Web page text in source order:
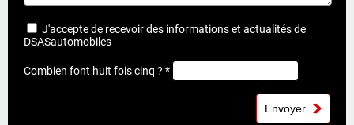
J'accepte de recevoir des informations et actualités de
DSASautomobiles
Combien font huit fois cinq ? *